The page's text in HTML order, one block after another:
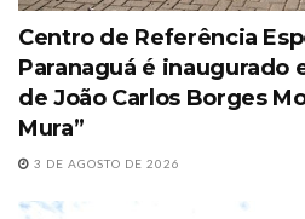
Centro de Referência
Paranaguá é inaugurado
de João Carlos Borges
Mura”
3 DE AGOSTO DE 2026